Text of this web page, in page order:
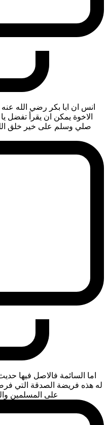
انس ان ابا بكر رضي الله
الاخوة يمكن ان يقرأ تفضل
صلي وسلم على خير خلق
اما السائمة فالاصل فيها
له هذه فريضة الصدقة التي
على المسلمين